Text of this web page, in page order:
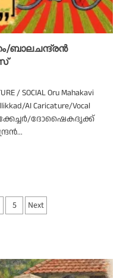
ബാലചന്ദ്രന്‍
/ SOCIAL Oru Mahakavi
AI Caricature/Vocal
ദോഷൈകദൃക്ക്
5 Next